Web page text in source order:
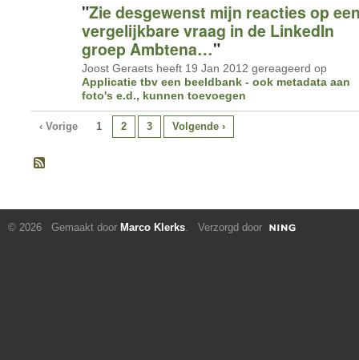
"Zie desgewenst mijn reacties op
vergelijkbare vraag in de LinkedIn
groep Ambtena…"
Joost Geraets heeft 19 Jan 2012 gereageerd op
Applicatie tbv een beeldbank - ook metadata aan
foto's e.d., kunnen toevoegen
‹ Vorige 1 2 3 Volgende ›
© 2026 Gemaakt door Marco Klerks. Verzorgd door